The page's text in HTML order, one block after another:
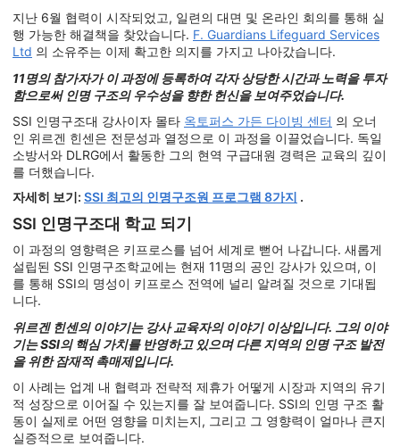
지난 6월 협력이 시작되었고, 일련의 대면 및 온라인 회의를 통해 실
행 가능한 해결책을 찾았습니다. F. Guardians Lifeguard Services
Ltd 의 소유주는 이제 확고한 의지를 가지고 나아갔습니다.
11명의 참가자가 이 과정에 등록하여 각자 상당한 시간과 노력을 투자
함으로써 인명 구조의 우수성을 향한 헌신을 보여주었습니다.
SSI 인명구조대 강사이자 몰타 옥토퍼스 가든 다이빙 센터 의 오너
인 위르겐 힌센은 전문성과 열정으로 이 과정을 이끌었습니다. 독일
소방서와 DLRG에서 활동한 그의 현역 구급대원 경력은 교육의 깊이
를 더했습니다.
자세히 보기: SSI 최고의 인명구조원 프로그램 8가지 .
SSI 인명구조대 학교 되기
이 과정의 영향력은 키프로스를 넘어 세계로 뻗어 나갑니다. 새롭게
설립된 SSI 인명구조학교에는 현재 11명의 공인 강사가 있으며, 이
를 통해 SSI의 명성이 키프로스 전역에 널리 알려질 것으로 기대됩
니다.
위르겐 힌센의 이야기는 강사 교육자의 이야기 이상입니다. 그의 이야
기는 SSI의 핵심 가치를 반영하고 있으며 다른 지역의 인명 구조 발전
을 위한 잠재적 촉매제입니다.
이 사례는 업계 내 협력과 전략적 제휴가 어떻게 시장과 지역의 유기
적 성장으로 이어질 수 있는지를 잘 보여줍니다. SSI의 인명 구조 활
동이 실제로 어떤 영향을 미치는지, 그리고 그 영향력이 얼마나 큰지
실증적으로 보여줍니다.